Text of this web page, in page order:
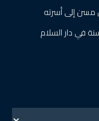
مسن إلى أسرته
في دار السلام